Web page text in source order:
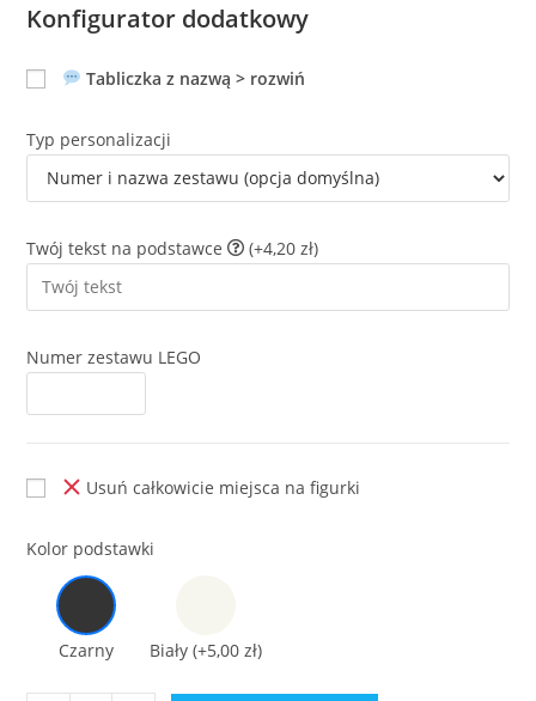
Konfigurator dodatkowy
Tabliczka z nazwą > rozwiń
Typ personalizacji
Twój tekst na podstawce (+4,20 zł)
Numer zestawu LEGO
Usuń całkowicie miejsca na figurki
Kolor podstawki
Czarny Biały(+5,00 zł)